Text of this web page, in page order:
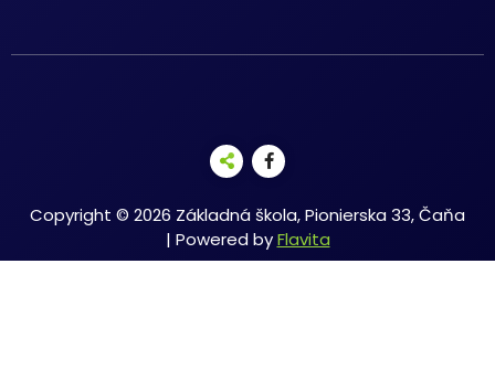
Copyright © 2026 Základná škola, Pionierska 33, Čaňa
| Powered byFlavita